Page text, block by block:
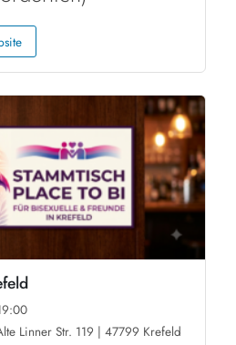
Linner Str. 119 | 47799 Krefeld